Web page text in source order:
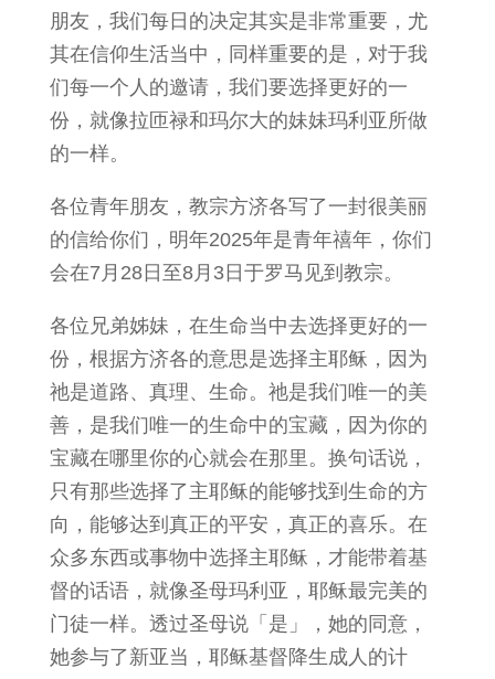
朋友，我们每日的决定其实是非常重要，尤
其在信仰生活当中，同样重要的是，对于我
们每一个人的邀请，我们要选择更好的一
份，就像拉匝禄和玛尔大的妹妹玛利亚所做
的一样。
各位青年朋友，教宗方济各写了一封很美丽
的信给你们，明年2025年是青年禧年，你们
会在7月28日至8月3日于罗马见到教宗。
各位兄弟姊妹，在生命当中去选择更好的一
份，根据方济各的意思是选择主耶稣，因为
祂是道路、真理、生命。祂是我们唯一的美
善，是我们唯一的生命中的宝藏，因为你的
宝藏在哪里你的心就会在那里。换句话说，
只有那些选择了主耶稣的能够找到生命的方
向，能够达到真正的平安，真正的喜乐。在
众多东西或事物中选择主耶稣，才能带着基
督的话语，就像圣母玛利亚，耶稣最完美的
门徒一样。透过圣母说「是」，她的同意，
她参与了新亚当，耶稣基督降生成人的计